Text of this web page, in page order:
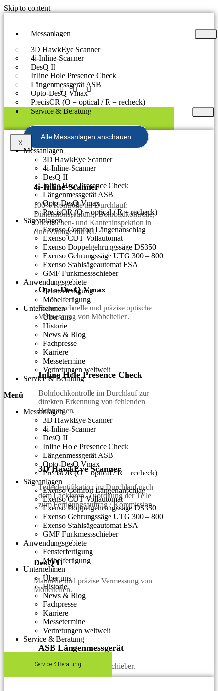
Skip to content
Messanlagen
3D HawkEye Scanner
4i-Inline-Scanner
DesQ II
Inline Hole Presence Check
Längenmessgerät ASB
Opto-DesQ Vmax
PrecisOR (O = optical / R = recheck)
Alle Messanlagen anschauen
4i-Inline-Scanner
100% Kontrolle im Durchlauf:
Dimensionsprüfung, Bohrbildkontrolle,
Oberflächen- und Kanteninspektion in
einer Anlage mit KI.
Opto-DesQ Vmax
Extrem schnelle und präzise optische
Vermessung von Möbelteilen.
Inline Hole Presence Check
Bohrlochkontrolle im Durchlauf zur
direkten Erkennung von fehlenden
Bohrungen.
3D HawkEye Scanner
Teileidentifikation im Durchlauf nach
dem Lackieren. Zuordnung der Teile
zum Fertigungsauftrag / Kommission.
DesQ II
Manuelle und präzise Vermessung von
Möbelteilen.
ASB Längenmessgerät
Einfacher Längenmessschieber.
Service & Beratung
X
Messanlagen
3D HawkEye Scanner
4i-Inline-Scanner
DesQ II
Inline Hole Presence Check
Längenmessgerät ASB
Opto-DesQ Vmax
PrecisOR (O = optical / R = recheck)
Sägeanlagen
Exenso Comfort Längenanschlag
Exenso CUT Vollautomat
Exenso Doppelgehrungssäge DS350
Exenso Gehrungssäge UTG 300 – 800
Exenso Stahlsägeautomat ESA
GMF Funkmessschieber
Anwendungsgebiete
Fensterfertigung
Möbelfertigung
Unternehmen
Über uns
Historie
News & Blog
Fachpresse
Karriere
Messetermine
Vertretungen weltweit
Service & Beratung
Menü
Messanlagen
3D HawkEye Scanner
4i-Inline-Scanner
DesQ II
Inline Hole Presence Check
Längenmessgerät ASB
Opto-DesQ Vmax
PrecisOR (O = optical / R = recheck)
Sägeanlagen
Exenso Comfort Längenanschlag
Exenso CUT Vollautomat
Exenso Doppelgehrungssäge DS350
Exenso Gehrungssäge UTG 300 – 800
Exenso Stahlsägeautomat ESA
GMF Funkmessschieber
Anwendungsgebiete
Fensterfertigung
Möbelfertigung
Unternehmen
Über uns
Historie
News & Blog
Fachpresse
Karriere
Messetermine
Vertretungen weltweit
Service & Beratung
Service & Beratung